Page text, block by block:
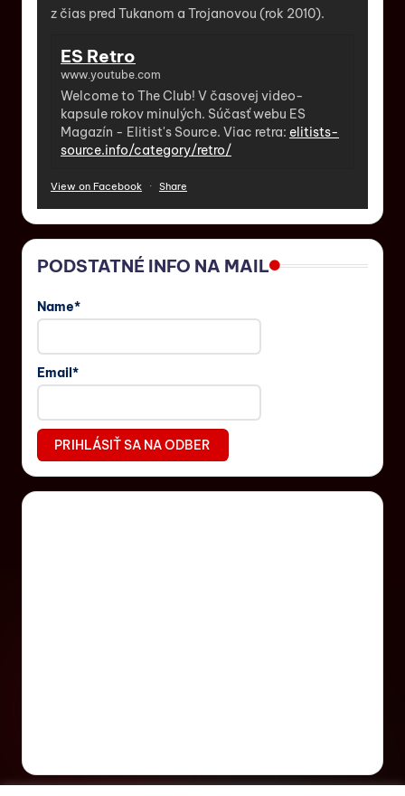
z čias pred Tukanom a Trojanovou (rok 2010).
ES Retro
www.youtube.com
Welcome to The Club! V časovej video-
kapsule rokov minulých. Súčasť webu ES
Magazín - Elitist's Source. Viac retra: elitists-
source.info/category/retro/
View on Facebook · Share
PODSTATNÉ INFO NA MAIL
Name*
Email*